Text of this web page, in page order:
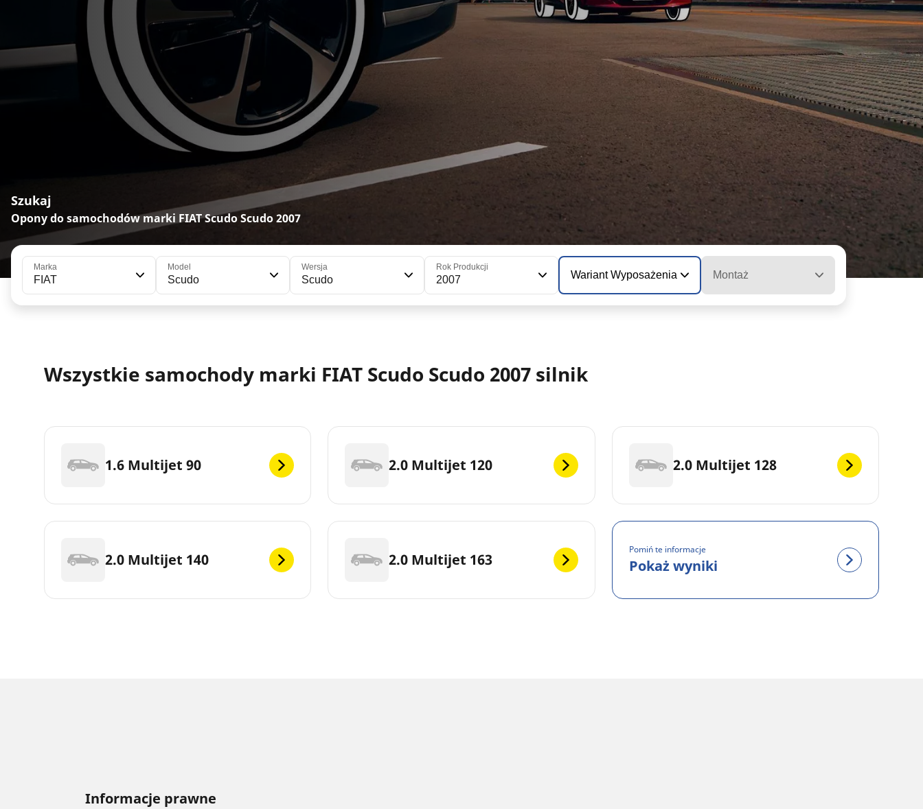
Szukaj
Opony do samochodów marki FIAT Scudo Scudo 2007
Marka
FIAT
Model
Scudo
Wersja
Scudo
Rok Produkcji
2007 Wariant Wyposażenia Montaż
Wszystkie samochody marki FIAT Scudo Scudo 2007 silnik
1.6 Multijet 90 2.0 Multijet 120 2.0 Multijet 128
2.0 Multijet 140 2.0 Multijet 163
Pomiń te informacje
Pokaż wyniki
Informacje prawne